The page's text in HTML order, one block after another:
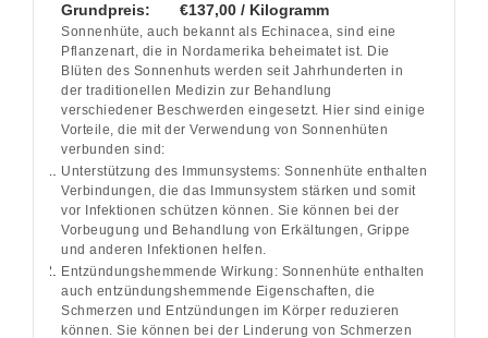
Grundpreis:
€137,00 / Kilogramm
Sonnenhüte, auch bekannt als Echinacea, sind eine
Pflanzenart, die in Nordamerika beheimatet ist. Die
Blüten des Sonnenhuts werden seit Jahrhunderten in
der traditionellen Medizin zur Behandlung
verschiedener Beschwerden eingesetzt. Hier sind einige
Vorteile, die mit der Verwendung von Sonnenhüten
verbunden sind:
Unterstützung des Immunsystems: Sonnenhüte enthalten
Verbindungen, die das Immunsystem stärken und somit
vor Infektionen schützen können. Sie können bei der
Vorbeugung und Behandlung von Erkältungen, Grippe
und anderen Infektionen helfen.
Entzündungshemmende Wirkung: Sonnenhüte enthalten
auch entzündungshemmende Eigenschaften, die
Schmerzen und Entzündungen im Körper reduzieren
können. Sie können bei der Linderung von Schmerzen